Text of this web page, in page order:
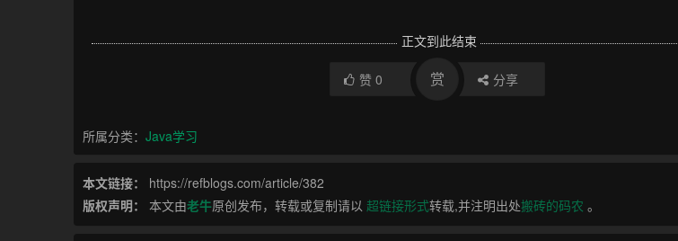
正文到此结束
赞0 赏 分享
所属分类：Java学习
本文链接：
https://refblogs.com/article/382
版权声明：
本文由老牛原创发布，转载或复制请以超链接形式转载,并注明出处搬砖的码农 。